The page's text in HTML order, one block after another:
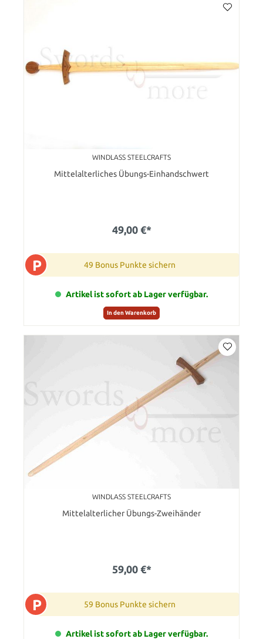
WINDLASS STEELCRAFTS
Mittelalterliches Übungs-Einhandschwert
49,00 €*
P 49 Bonus Punkte sichern
Artikel ist sofort ab Lager verfügbar.
In den Warenkorb
WINDLASS STEELCRAFTS
Mittelalterlicher Übungs-Zweihänder
59,00 €*
P 59 Bonus Punkte sichern
Artikel ist sofort ab Lager verfügbar.